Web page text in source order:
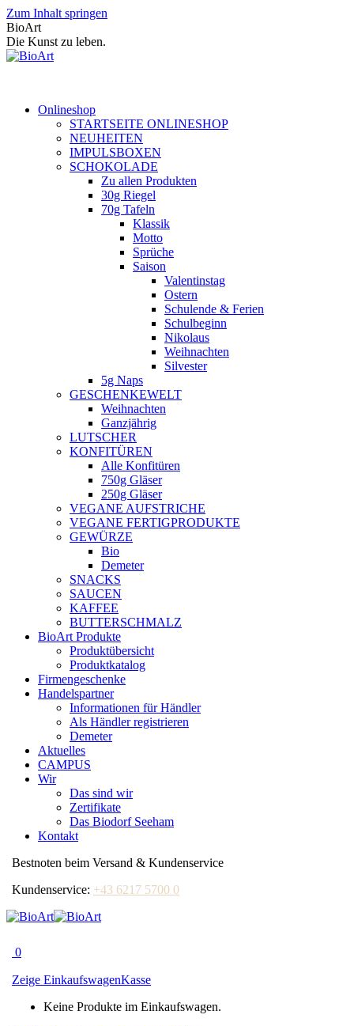
Zum Inhalt springen
BioArt
Die Kunst zu leben.
Onlineshop
STARTSEITE ONLINESHOP
NEUHEITEN
IMPULSBOXEN
SCHOKOLADE
Zu allen Produkten
30g Riegel
70g Tafeln
Klassik
Motto
Sprüche
Saison
Valentinstag
Ostern
Schulende & Ferien
Schulbeginn
Nikolaus
Weihnachten
Silvester
5g Naps
GESCHENKEWELT
Weihnachten
Ganzjährig
LUTSCHER
KONFITÜREN
Alle Konfitüren
750g Gläser
250g Gläser
VEGANE AUFSTRICHE
VEGANE FERTIGPRODUKTE
GEWÜRZE
Bio
Demeter
SNACKS
SAUCEN
KAFFEE
BUTTERSCHMALZ
BioArt Produkte
Produktübersicht
Produktkatalog
Firmengeschenke
Handelspartner
Informationen für Händler
Als Händler registrieren
Demeter
Aktuelles
CAMPUS
Wir
Das sind wir
Zertifikate
Das Biodorf Seeham
Kontakt
Bestnoten beim Versand & Kundenservice
Kundenservice: +43 6217 5700 0
0
Zeige EinkaufswagenKasse
Keine Produkte im Einkaufswagen.